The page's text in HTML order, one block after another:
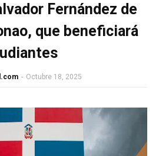
Fernández de
que beneficiará
- Octubre 18, 2025